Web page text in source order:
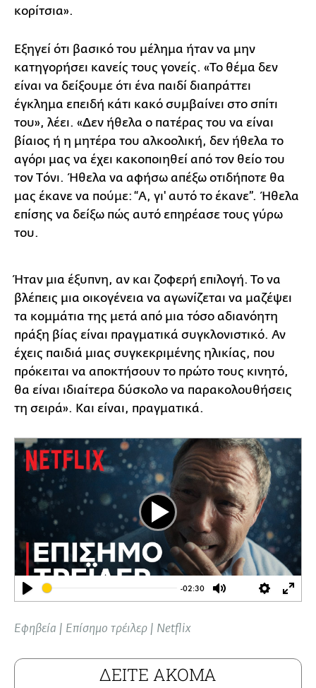
κορίτσια».
Εξηγεί ότι βασικό του μέλημα ήταν να μην
κατηγορήσει κανείς τους γονείς. «Το θέμα δεν
είναι να δείξουμε ότι ένα παιδί διαπράττει
έγκλημα επειδή κάτι κακό συμβαίνει στο σπίτι
του», λέει. «Δεν ήθελα ο πατέρας του να είναι
βίαιος ή η μητέρα του αλκοολική, δεν ήθελα το
αγόρι μας να έχει κακοποιηθεί από τον θείο του
τον Tόνι. Ήθελα να αφήσω απέξω οτιδήποτε θα
μας έκανε να πούμε: “Α, γι' αυτό το έκανε”. Ήθελα
επίσης να δείξω πώς αυτό επηρέασε τους γύρω
του.
Ήταν μια έξυπνη, αν και ζοφερή επιλογή. Το να
βλέπεις μια οικογένεια να αγωνίζεται να μαζέψει
τα κομμάτια της μετά από μια τόσο αδιανόητη
πράξη βίας είναι πραγματικά συγκλονιστικό. Αν
έχεις παιδιά μιας συγκεκριμένης ηλικίας, που
πρόκειται να αποκτήσουν το πρώτο τους κινητό,
θα είναι ιδιαίτερα δύσκολο να παρακολουθήσεις
τη σειρά». Και είναι, πραγματικά.
Play
-02:30
Mute Settings
Play
Εφηβεία | Επίσημο τρέιλερ | Netflix
ΔΕΙΤΕ ΑΚΟΜΑ